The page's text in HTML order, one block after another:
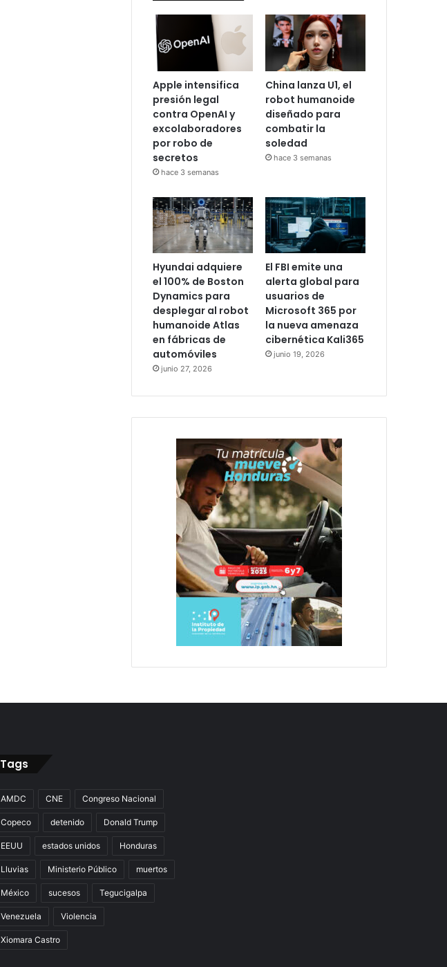
Apple intensifica
presión legal
contra OpenAI y
excolaboradores
por robo de
secretos
hace 3 semanas
China lanza U1, el
robot humanoide
diseñado para
combatir la
soledad
hace 3 semanas
Hyundai adquiere
el 100% de Boston
Dynamics para
desplegar al robot
humanoide Atlas
en fábricas de
automóviles
junio 27, 2026
El FBI emite una
alerta global para
usuarios de
Microsoft 365 por
la nueva amenaza
cibernética Kali365
junio 19, 2026
Tags
AMDC CNE Congreso Nacional
Copeco detenido Donald Trump
EEUU estados unidos Honduras
Lluvias Ministerio Público muertos
México sucesos Tegucigalpa
Venezuela Violencia
Xiomara Castro